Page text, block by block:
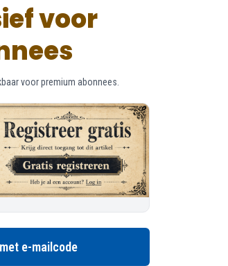
voor
voor premium abonnees.
e-mailcode